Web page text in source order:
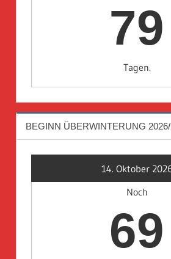
79
Tagen.
BEGINN ÜBERWINTERUNG
14. Oktober
Noch
69